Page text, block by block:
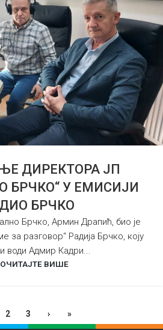
ДИРЕКТОРА ЈП
БРЧКО“ У ЕМИСИЈИ
БРЧКО
Брчко, Армин Драпић, био је
за разговор“ Радија Брчко, коју
и води Адмир Кадри...
ВИШЕ
2 3 › »